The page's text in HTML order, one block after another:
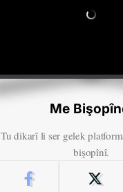
Me
Tu dikarî li ser gelek
bişopînî.